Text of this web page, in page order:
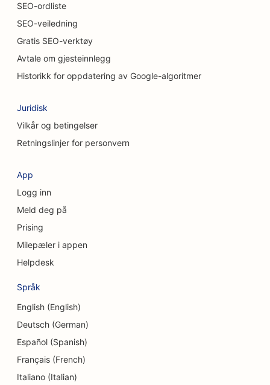
SEO for kiropraktorer
SEO for kattekafeer
SEO for tjenester innen kjemisk peeling
SEO for klesbutikker
SEO for kraniofaciale kirurger
SEO for kaffebarer
SEO for konsulentfirmaer
SEO for delikatesseforretninger
SEO for gjeldsrådgivningstjenester
SEO for Dermabrasion-tjenester
SEO for barnehager
SEO for tannklinikker
SEO for detaljbutikker
SEO-ordliste
SEO-veiledning
Gratis SEO-verktøy
Avtale om gjesteinnlegg
Historikk for oppdatering av Google-algoritmer
Juridisk
Vilkår og betingelser
Retningslinjer for personvern
App
Logg inn
Meld deg på
Prising
Milepæler i appen
Helpdesk
Språk
English (English)
Deutsch (German)
Español (Spanish)
Français (French)
Italiano (Italian)